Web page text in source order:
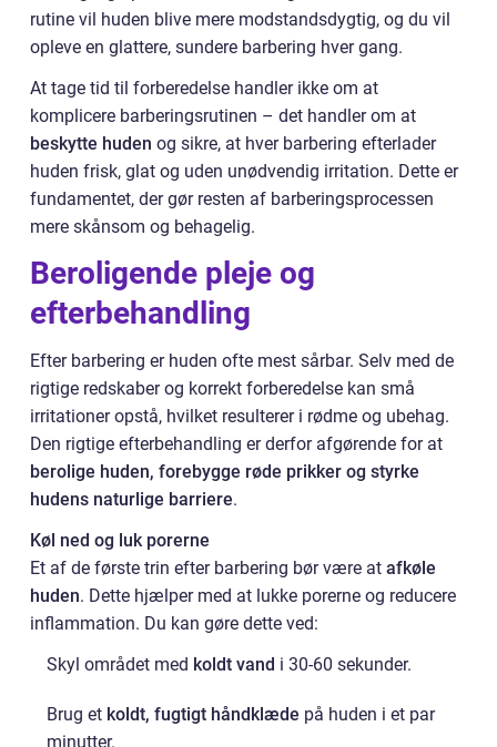
rutine vil huden blive mere modstandsdygtig, og du vil
opleve en glattere, sundere barbering hver gang.
At tage tid til forberedelse handler ikke om at
komplicere barberingsrutinen – det handler om at
beskytte huden og sikre, at hver barbering efterlader
huden frisk, glat og uden unødvendig irritation. Dette er
fundamentet, der gør resten af barberingsprocessen
mere skånsom og behagelig.
Beroligende pleje og
efterbehandling
Efter barbering er huden ofte mest sårbar. Selv med de
rigtige redskaber og korrekt forberedelse kan små
irritationer opstå, hvilket resulterer i rødme og ubehag.
Den rigtige efterbehandling er derfor afgørende for at
berolige huden, forebygge røde prikker og styrke
hudens naturlige barriere.
Køl ned og luk porerne
Et af de første trin efter barbering bør være at afkøle
huden. Dette hjælper med at lukke porerne og reducere
inflammation. Du kan gøre dette ved:
Skyl området med koldt vand i 30-60 sekunder.
Brug et koldt, fugtigt håndklæde på huden i et par
minutter.